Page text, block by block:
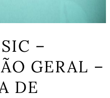
–
GERAL –
DE